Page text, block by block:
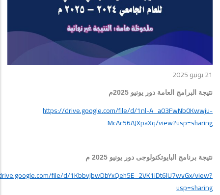
21 يونيو 2025
نتيجة البرامج العامة دور يونيو 2025م
https://drive.google.com/file/d/1nl-A_a03FwNb0Kwwju-
McAc56AJXpaXq/view?usp=sharing
نتيجة برنامج البايوتكنولوجى دور يونيو 2025 م
file/d/1KbbvjbwDbYxQeh5E_2VK1iDt6lU7wvGx/view?
usp=sharing